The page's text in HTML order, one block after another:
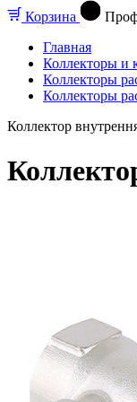
Корзина
Главная
Коллекторы и
Коллекторы
Коллекторы
Коллектор